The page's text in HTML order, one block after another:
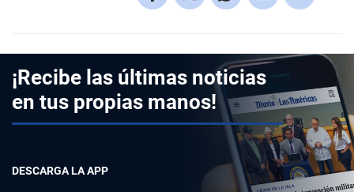
¡Recibe las últimas noticias
en tus propias manos!
DESCARGA LA APP